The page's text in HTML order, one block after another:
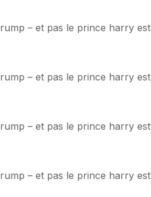
– et pas le prince harry est
– et pas le prince harry est
– et pas le prince harry est
– et pas le prince harry est